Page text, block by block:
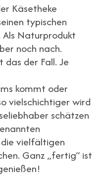
Käsetheke
typischen
Naturprodukt
noch nach.
das der Fall. Je
kommt oder
vielschichtiger wird
schätzen
vielfältigen
Ganz „fertig“ ist